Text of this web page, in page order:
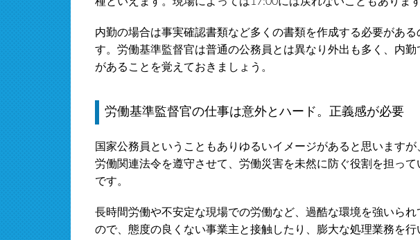
内勤の場合は事実確認書類など多くの書類を作成する必要があ
す。労働基準監督官は普通の公務員とは異なり外出も多く、内
があることを覚えておきましょう。
労働基準監督官の仕事は意外とハード。正義感が必要
国家公務員ということもありゆるいイメージがあると思います
労働関連法令を遵守させて、労働災害を未然に防ぐ役割を担っ
です。
長時間労働や不安定な現場での労働など、過酷な環境を強いら
ので、態度の良くない事業主と接触したり、膨大な処理業務を